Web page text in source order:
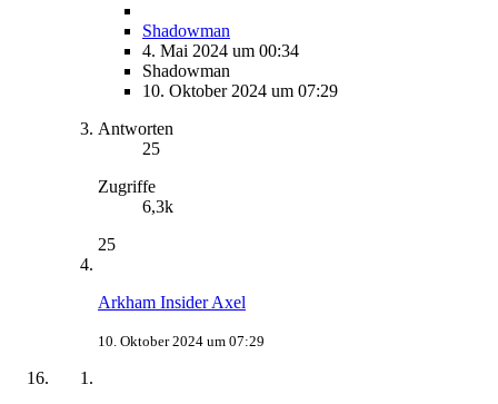
Shadowman
4. Mai 2024 um 00:34
Shadowman
10. Oktober 2024 um 07:29
Antworten
25
Zugriffe
6,3k
25
Arkham Insider Axel
10. Oktober 2024 um 07:29